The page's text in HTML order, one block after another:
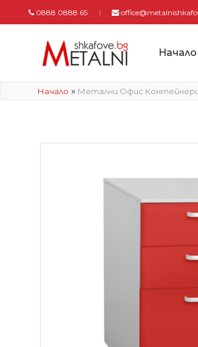
0888 0888 65
Начало
Начало » Метални Офис